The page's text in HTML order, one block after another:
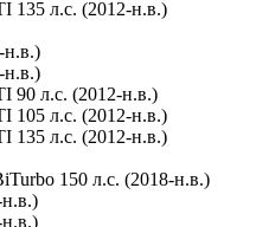
135 л.с. (2012-н.в.)
н.в.)
н.в.)
90 л.с. (2012-н.в.)
105 л.с. (2012-н.в.)
135 л.с. (2012-н.в.)
150 л.с. (2018-н.в.)